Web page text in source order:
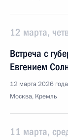
12 марта,
Встреча с
Евгением
12 марта 2026
Москва, Кремль
11 марта,